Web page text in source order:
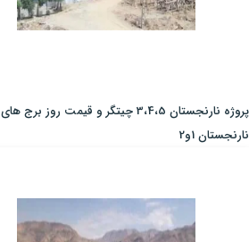
پروژه نارنجستان 3،4،5 چیتگر و قیمت روز برج های
نارنجستان 1و2